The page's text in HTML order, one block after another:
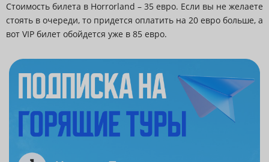
Стоимость билета в Horrorland – 35 евро. Если вы не желаете
стоять в очереди, то придется оплатить на 20 евро больше, а
вот VIP билет обойдется уже в 85 евро.